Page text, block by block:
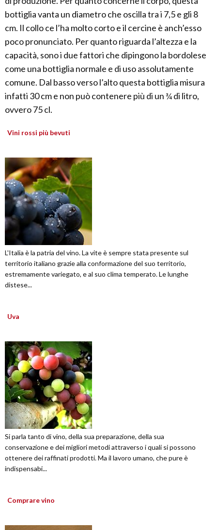
bottiglia vanta un diametro che oscilla tra i 7,5 e gli 8
cm. Il collo ce l’ha molto corto e il cercine è anch’esso
poco pronunciato. Per quanto riguarda l’altezza e la
capacità, sono i due fattori che dipingono la bordolese
come una bottiglia normale e di uso assolutamente
comune. Dal basso verso l’alto questa bottiglia misura
infatti 30 cm e non può contenere più di un ¾ di litro,
ovvero 75 cl.
Vini rossi più bevuti
L'Italia è la patria del vino. La vite è sempre stata presente sul
territorio italiano grazie alla conformazione del suo territorio,
estremamente variegato, e al suo clima temperato. Le lunghe
distese...
Uva
Si parla tanto di vino, della sua preparazione, della sua
conservazione e dei migliori metodi attraverso i quali si possono
ottenere dei raffinati prodotti. Ma il lavoro umano, che pure è
indispensabi...
Comprare vino